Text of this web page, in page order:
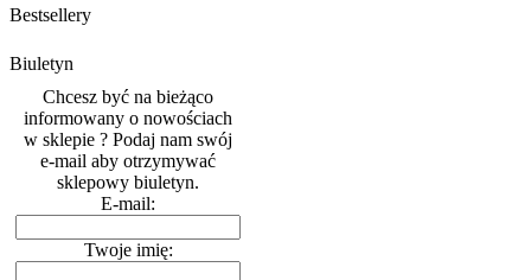
Bestsellery
Biuletyn
Chcesz być na bieżąco
informowany o nowościach
w sklepie ? Podaj nam swój
e-mail aby otrzymywać
sklepowy biuletyn.
E-mail:
Twoje imię: